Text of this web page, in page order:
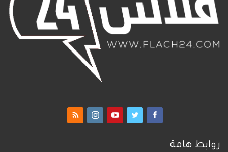
روابط هامة